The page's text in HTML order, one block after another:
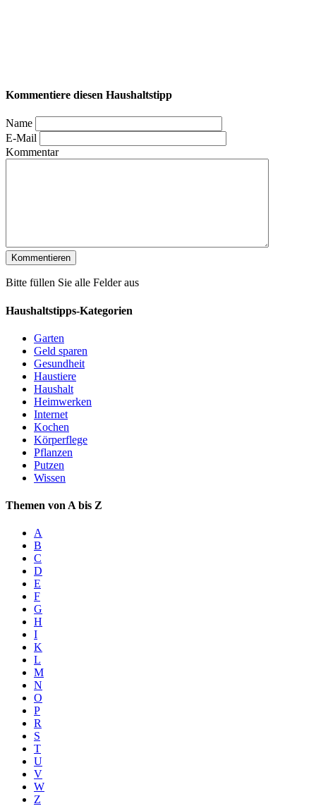
Kommentiere diesen Haushaltstipp
Name
E-Mail
Kommentar
Bitte füllen Sie alle Felder aus
Haushaltstipps-Kategorien
Garten
Geld sparen
Gesundheit
Haustiere
Haushalt
Heimwerken
Internet
Kochen
Körperflege
Pflanzen
Putzen
Wissen
Themen von A bis Z
A
B
C
D
E
F
G
H
I
K
L
M
N
O
P
R
S
T
U
V
W
Z